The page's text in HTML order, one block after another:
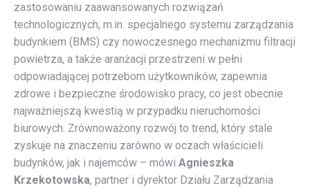
zastosowaniu zaawansowanych rozwiązań
technologicznych, m.in. specjalnego systemu zarządzania
budynkiem (BMS) czy nowoczesnego mechanizmu filtracji
powietrza, a także aranżacji przestrzeni w pełni
odpowiadającej potrzebom użytkowników, zapewnia
zdrowe i bezpieczne środowisko pracy, co jest obecnie
najważniejszą kwestią w przypadku nieruchomości
biurowych. Zrównoważony rozwój to trend, który stale
zyskuje na znaczeniu zarówno w oczach właścicieli
budynków, jak i najemców – mówi Agnieszka
Krzekotowska, partner i dyrektor Działu Zarządzania